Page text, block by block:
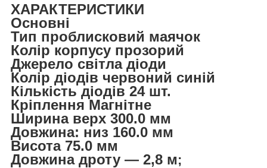
ХАРАКТЕРИСТИКИ
Основні
Тип проблисковий маячок
Колір корпусу прозорий
Джерело світла діоди
Колір діодів червоний синій
Кількість діодів 24 шт.
Кріплення Магнітне
Ширина верх 300.0 мм
Довжина: низ 160.0 мм
Висота 75.0 мм
Довжина дроту — 2,8 м;